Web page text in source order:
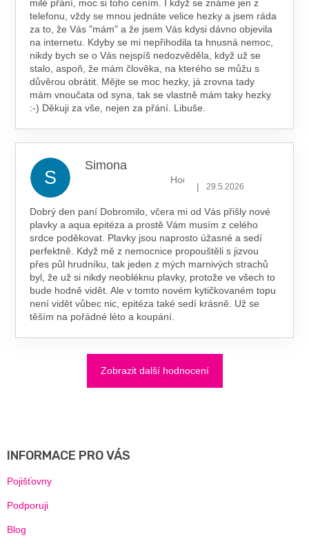
milé přání, moc si toho cením. I když se známe jen z
telefonu, vždy se mnou jednáte velice hezky a jsem ráda
za to, že Vás "mám" a že jsem Vás kdysi dávno objevila
na internetu. Kdyby se mi nepřihodila ta hnusná nemoc,
nikdy bych se o Vás nejspíš nedozvěděla, když už se
stalo, aspoň, že mám člověka, na kterého se můžu s
důvěrou obrátit. Mějte se moc hezky, já zrovna tady
mám vnoučata od syna, tak se vlastně mám taky hezky
:-) Děkuji za vše, nejen za přání. Libuše.
S
Simona
Hodnocení obchodu je 5 z 5
| 29.5.2026
Dobrý den paní Dobromilo, včera mi od Vás přišly nové
plavky a aqua epitéza a prostě Vám musím z celého
srdce poděkovat. Plavky jsou naprosto úžasné a sedí
perfektně. Když mě z nemocnice propouštěli s jizvou
přes půl hrudníku, tak jeden z mých marnivých strachů
byl, že už si nikdy neobléknu plavky, protože ve všech to
bude hodně vidět. Ale v tomto novém kytičkovaném topu
není vidět vůbec nic, epitéza také sedí krásně. Už se
těším na pořádné léto a koupání.
Zobrazit další hodnocení
INFORMACE PRO VÁS
Pojišťovny
Podporuji
Blog